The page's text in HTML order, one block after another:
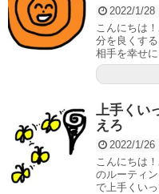
2022/1/28
こんにちは
分を良くす
相手を幸せ
上手く
えろ
2022/1/26
こんにちは
のルーティ
で上手くい